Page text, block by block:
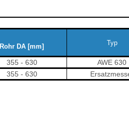
Rohr DA [mm] Typ
355 - 630
AWE 630
355 - 630